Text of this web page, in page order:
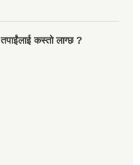
कस्तो लाग्छ ?